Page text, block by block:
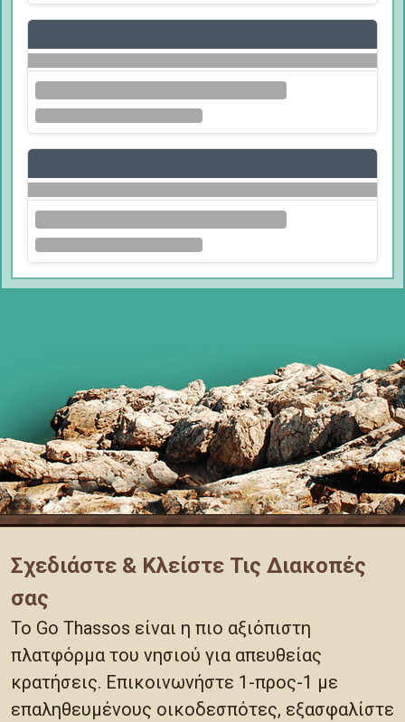
Σχεδιάστε & Κλείστε Τις Διακοπές
σας
Το Go Thassos είναι η πιο αξιόπιστη
πλατφόρμα του νησιού για απευθείας
κρατήσεις. Επικοινωνήστε 1-προς-1 με
επαληθευμένους οικοδεσπότες, εξασφαλίστε